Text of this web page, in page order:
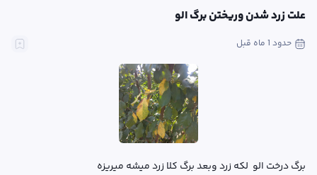
علت زرد شدن وریختن برگ الو
حدود 1 ماه قبل
برگ درخت الو  لکه زرد وبعد برگ کلا زرد میشه میریزه